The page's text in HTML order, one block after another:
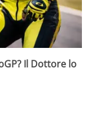
Il Dottore lo